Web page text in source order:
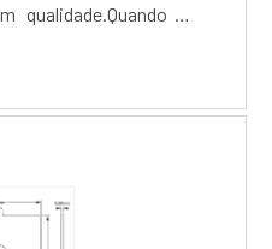
qualidade.Quando a
de cortar acrílico
- Máquinas, Peças e
contar proteção
FHTEC -
centraliza sua